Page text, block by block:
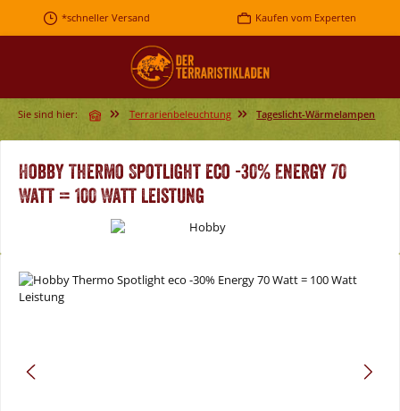
Zum Hauptinhalt springen
*schneller Versand Kaufen vom Experten
Sie sind hier: Terrarienbeleuchtung Tageslicht-Wärmelampen
Hobby Thermo Spotlight eco -30% Energy 70
Watt = 100 Watt Leistung
Bildergalerie überspringen